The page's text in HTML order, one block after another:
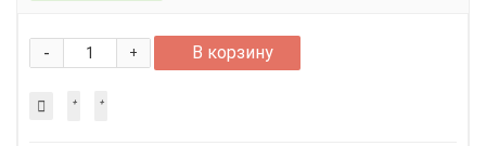
+
- В корзину